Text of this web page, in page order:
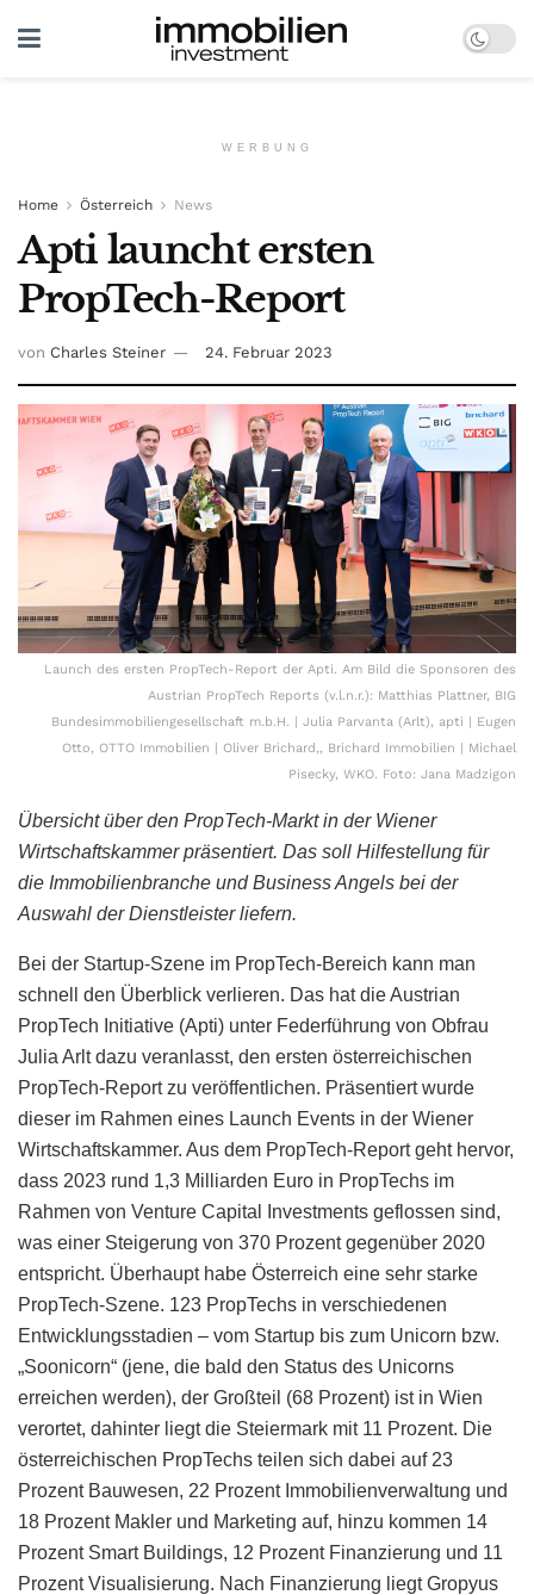
WERBUNG
Home Österreich News
Apti launcht ersten
PropTech-Report
von Charles Steiner 24. Februar 2023
Launch des ersten PropTech-Report der Apti. Am Bild die Sponsoren des
Austrian PropTech Reports (v.l.n.r.): Matthias Plattner, BIG
Bundesimmobiliengesellschaft m.b.H. | Julia Parvanta (Arlt), apti | Eugen
Otto, OTTO Immobilien | Oliver Brichard,, Brichard Immobilien | Michael
Pisecky, WKO. Foto: Jana Madzigon
Übersicht über den PropTech-Markt in der Wiener
Wirtschaftskammer präsentiert. Das soll Hilfestellung für
die Immobilienbranche und Business Angels bei der
Auswahl der Dienstleister liefern.
Bei der Startup-Szene im PropTech-Bereich kann man
schnell den Überblick verlieren. Das hat die Austrian
PropTech Initiative (Apti) unter Federführung von Obfrau
Julia Arlt dazu veranlasst, den ersten österreichischen
PropTech-Report zu veröffentlichen. Präsentiert wurde
dieser im Rahmen eines Launch Events in der Wiener
Wirtschaftskammer. Aus dem PropTech-Report geht hervor,
dass 2023 rund 1,3 Milliarden Euro in PropTechs im
Rahmen von Venture Capital Investments geflossen sind,
was einer Steigerung von 370 Prozent gegenüber 2020
entspricht. Überhaupt habe Österreich eine sehr starke
PropTech-Szene. 123 PropTechs in verschiedenen
Entwicklungsstadien – vom Startup bis zum Unicorn bzw.
„Soonicorn“ (jene, die bald den Status des Unicorns
erreichen werden), der Großteil (68 Prozent) ist in Wien
verortet, dahinter liegt die Steiermark mit 11 Prozent. Die
österreichischen PropTechs teilen sich dabei auf 23
Prozent Bauwesen, 22 Prozent Immobilienverwaltung und
18 Prozent Makler und Marketing auf, hinzu kommen 14
Prozent Smart Buildings, 12 Prozent Finanzierung und 11
Prozent Visualisierung. Nach Finanzierung liegt Gropyus